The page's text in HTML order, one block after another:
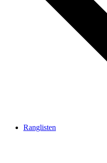
Ranglisten